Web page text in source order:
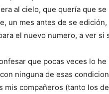
al cielo, que quería que
un mes antes de se
el nuevo numero, a ver
que pocas veces lo
ninguna de esas
mis compañeros (tanto los